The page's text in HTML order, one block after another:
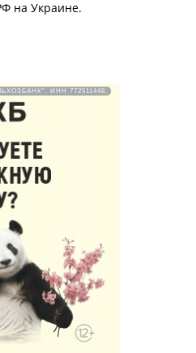
на Украине.
ИНН 772511448.